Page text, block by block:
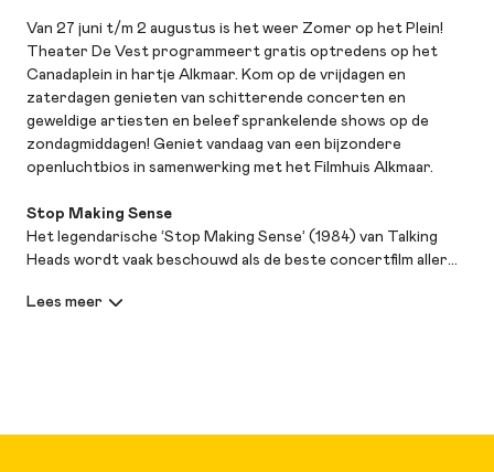
Van 27 juni t/m 2 augustus is het weer Zomer op het Plein!
Theater De Vest programmeert gratis optredens op het
Canadaplein in hartje Alkmaar. Kom op de vrijdagen en
zaterdagen genieten van schitterende concerten en
geweldige artiesten en beleef sprankelende shows op de
zondagmiddagen! Geniet vandaag van een bijzondere
openluchtbios in samenwerking met het Filmhuis Alkmaar.
Stop Making Sense
Het legendarische ‘Stop Making Sense’ (1984) van Talking
Heads wordt vaak beschouwd als de beste concertfilm aller
Lifetime, Burning Down the House en This Must Be the Place